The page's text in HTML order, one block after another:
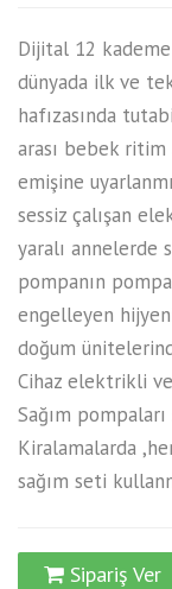
Dijital 12 kademe
dünyada ilk ve tek
hafızasında
arası bebek
emişine
sessiz çalışan
yaralı annelerde
pompanın
engelleyen
doğum
Cihaz elektrikli
Sağım
Kiralamalarda
sağım seti
Sipariş Ver